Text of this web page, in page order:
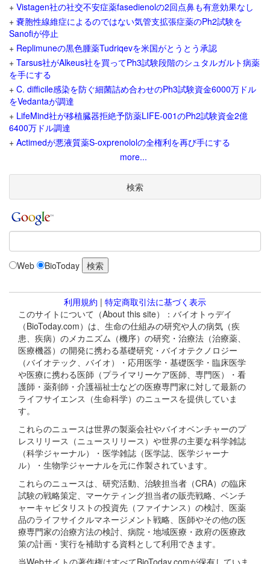
+ Vistagen社の社交不安症薬fasedienolの2回点鼻も有意効果なし
+ 嚢胞性線維症によるのではない気管支拡張症薬のPh2試験を
Sanofiが停止
+ Replimuneの黒色腫薬Tudriqevを米国がとうとう承認
+ Tarsus社がAlkeus社を買ってPh3試験段階のシュタルガルト病薬
を手にする
+ C. difficile感染を防ぐ細菌詰め合わせのPh3試験資金6000万ドル
をVedantaが調達
+ LifeMind社が移植臓器拒絶予防薬LIFE-001のPh2試験資金2億
6400万ドル調達
+ Actimedが悪液質薬S-oxprenololの全権利を再び手にする
more...
検索
Web BioToday
利用規約 | 特定商取引法に基づく表示
このサイトについて（About this site）：バイオトゥデイ
（BioToday.com）は、生命の仕組みの研究や人の病気（疾
患、疾病）のメカニズム（機序）の研究・治療法（治療薬、
医療機器）の開発に携わる基礎研究・バイオテクノロジー
（バイオテック、バイオ）・応用医学・基礎医学・臨床医学
や医療に携わる医師（プライマリーケア医師、専門医）・看
護師・薬剤師・介護福祉士などの医療専門家に対して最新の
ライフサイエンス（生命科学）のニュースを提供していま
す。
これらのニュースは世界の製薬会社やバイオベンチャーのプ
レスリリース（ニュースリリース）や世界の主要な科学雑誌
（科学ジャーナル）・医学雑誌（医学誌、医学ジャーナ
ル）・生物学ジャーナルを元に作製されています。
これらのニュースは、研究活動、治験担当者（CRA）の臨床
試験の戦略策定、マーケティング担当者の販売戦略、ベンチ
ャーキャピタリストの投資先（ファイナンス）の検討、医薬
品のライフサイクルマネージメント戦略、医師やその他の医
療専門家の治療方法の検討、病院・地域医療・政府の医療政
策の計画・実行を補助する資料として利用できます。